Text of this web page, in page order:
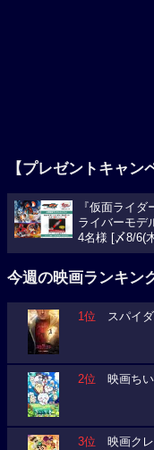
【プレゼントキャン
『仮面ライ
ライバーモデ
4名様 [〆8/6(
今週の映画ランキン
1位 スパイダ
2位 映画ちい
3位 映画クレ